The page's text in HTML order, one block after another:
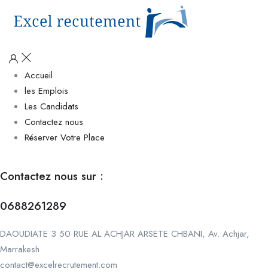
Accueil
les Emplois
Les Candidats
Contactez nous
Réserver Votre Place
Contactez nous sur :
0688261289
DAOUDIATE 3 50 RUE AL ACHJAR ARSETE CHBANI, Av. Achjar,
Marrakesh
contact@excelrecrutement.com